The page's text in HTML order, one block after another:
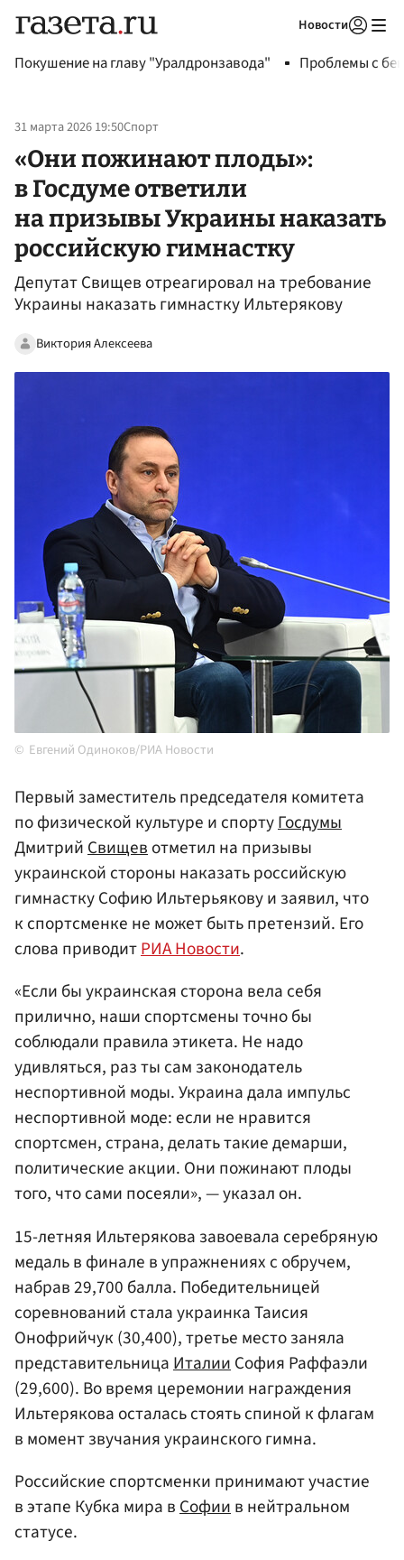
Новости
Покушение на главу "Уралдронзавода" Проблемы с
31 марта 2026 19:50Спорт
«Они пожинают плоды»:
в Госдуме ответили
на призывы Украины наказать
российскую гимнастку
Депутат Свищев отреагировал на требование
Украины наказать гимнастку Ильтерякову
Виктория Алексеева
Евгений Одиноков/РИА Новости
Первый заместитель председателя комитета
по физической культуре и спортуГосдумы
ДмитрийСвищевотметил на призывы
украинской стороны наказать российскую
гимнастку Софию Ильтерьякову и заявил, что
к спортсменке не может быть претензий. Его
слова приводитРИА Новости.
«Если бы украинская сторона вела себя
прилично, наши спортсмены точно бы
соблюдали правила этикета. Не надо
удивляться, раз ты сам законодатель
неспортивной моды. Украина дала импульс
неспортивной моде: если не нравится
спортсмен, страна, делать такие демарши,
политические акции. Они пожинают плоды
того, что сами посеяли», — указал он.
15-летняя Ильтерякова завоевала серебряную
медаль в финале в упражнениях с обручем,
набрав 29,700 балла. Победительницей
соревнований стала украинка Таисия
Онофрийчук (30,400), третье место заняла
представительница Италии София Раффаэли
(29,600). Во время церемонии награждения
Ильтерякова осталась стоять спиной к флагам
в момент звучания украинского гимна.
Российские спортсменки принимают участие
в этапе Кубка мира вСофиив нейтральном
статусе.